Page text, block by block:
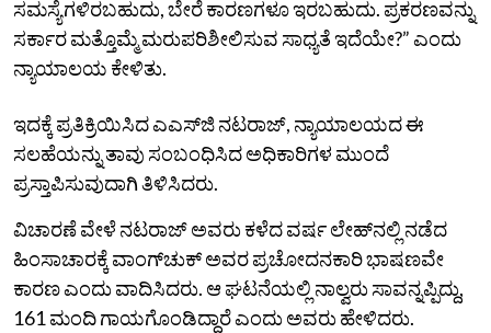
ಸಮಸ್ಯೆಗಳಿರಬಹುದು, ಬೇರೆ ಕಾರಣಗಳೂ ಇರಬಹುದು. ಪ್ರಕರಣವನ್ನು
ಸರ್ಕಾರ ಮತ್ತೊಮ್ಮೆ ಮರುಪರಿಶೀಲಿಸುವ ಸಾಧ್ಯತೆ ಇದೆಯೇ?” ಎಂದು
ನ್ಯಾಯಾಲಯ ಕೇಳಿತು.
ಇದಕ್ಕೆ ಪ್ರತಿಕ್ರಿಯಿಸಿದ ಎಎಸ್‌ಜಿ ನಟರಾಜ್, ನ್ಯಾಯಾಲಯದ ಈ
ಸಲಹೆಯನ್ನು ತಾವು ಸಂಬಂಧಿಸಿದ ಅಧಿಕಾರಿಗಳ ಮುಂದೆ
ಪ್ರಸ್ತಾಪಿಸುವುದಾಗಿ ತಿಳಿಸಿದರು.
ವಿಚಾರಣೆ ವೇಳೆ ನಟರಾಜ್‌ ಅವರು ಕಳೆದ ವರ್ಷ ಲೇಹ್‌ನಲ್ಲಿ ನಡೆದ
ಹಿಂಸಾಚಾರಕ್ಕೆ ವಾಂಗ್‌ಚುಕ್ ಅವರ ಪ್ರಚೋದನಕಾರಿ ಭಾಷಣವೇ
ಕಾರಣ ಎಂದು ವಾದಿಸಿದರು. ಆ ಘಟನೆಯಲ್ಲಿ ನಾಲ್ವರು ಸಾವನ್ನಪ್ಪಿದ್ದು,
161 ಮಂದಿ ಗಾಯಗೊಂಡಿದ್ದಾರೆ ಎಂದು ಅವರು ಹೇಳಿದರು.